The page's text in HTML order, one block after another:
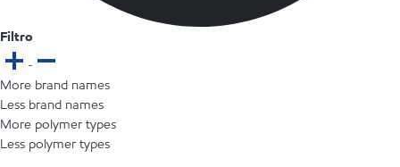
Filtro
More brand names
Less brand names
More polymer types
Less polymer types